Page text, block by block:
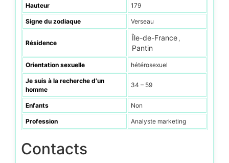
Hauteur 179
Signe du zodiaque Verseau
Résidence
Île-de-France ,
Pantin
Orientation sexuelle hétérosexuel
Je suis à la recherche d’un
homme
34 – 59
Enfants Non
Profession Analyste marketing
Contacts